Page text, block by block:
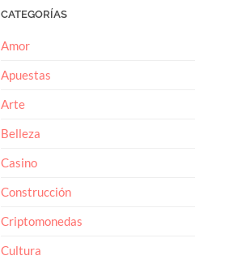
CATEGORÍAS
Amor
Apuestas
Arte
Belleza
Casino
Construcción
Criptomonedas
Cultura